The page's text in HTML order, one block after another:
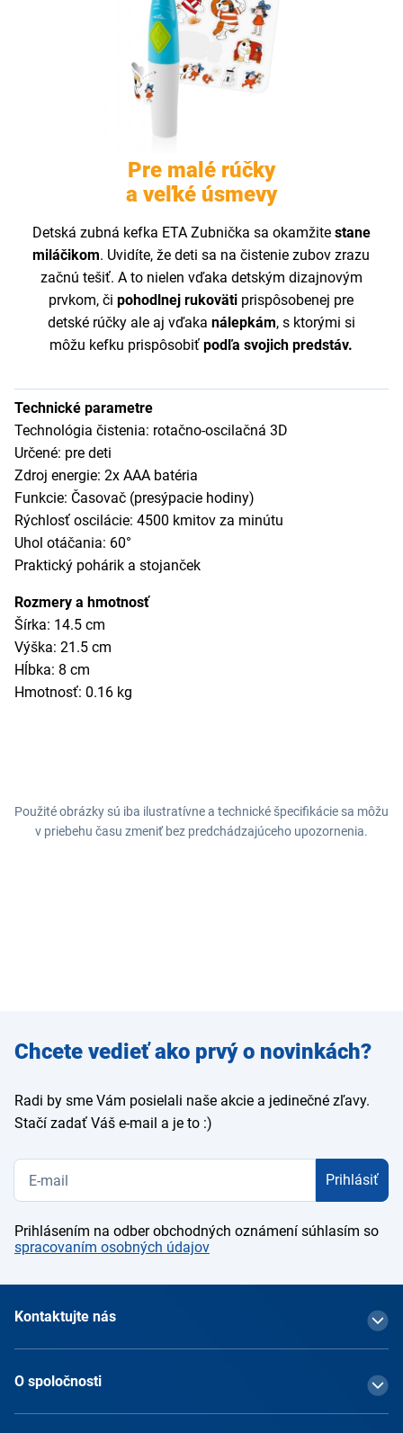
Pre malé rúčky
a veľké úsmevy
Detská zubná kefka ETA Zubnička sa okamžite stane
miláčikom. Uvidíte, že deti sa na čistenie zubov zrazu
začnú tešiť. A to nielen vďaka detským dizajnovým
prvkom, či pohodlnej rukoväti prispôsobenej pre
detské rúčky ale aj vďaka nálepkám, s ktorými si
môžu kefku prispôsobiťpodľa svojich predstáv.
Technické parametre
Technológia čistenia: rotačno-oscilačná 3D
Určené: pre deti
Zdroj energie: 2x AAA batéria
Funkcie: Časovač (presýpacie hodiny)
Rýchlosť oscilácie: 4500 kmitov za minútu
Uhol otáčania: 60°
Praktický pohárik a stojanček
Rozmery a hmotnosť
Šírka: 14.5 cm
Výška: 21.5 cm
Hĺbka: 8 cm
Hmotnosť: 0.16 kg
Použité obrázky sú iba ilustratívne a technické špecifikácie sa môžu
v priebehu času zmeniť bez predchádzajúceho upozornenia.
Zadajte
e-mail
Chcete vedieť ako prvý o novinkách?
Radi by sme Vám posielali naše akcie a jedinečné zľavy.
Stačí zadať Váš e-mail a je to :)
Prihlásiť
Prihlásením na odber obchodných oznámení súhlasím so
spracovaním osobných údajov
Kontaktujte nás
O spoločnosti